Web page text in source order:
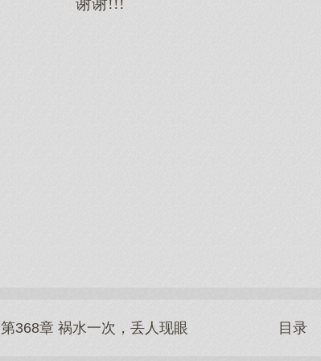
谢谢!!!
第368章 祸水一次，丢人现眼 目录